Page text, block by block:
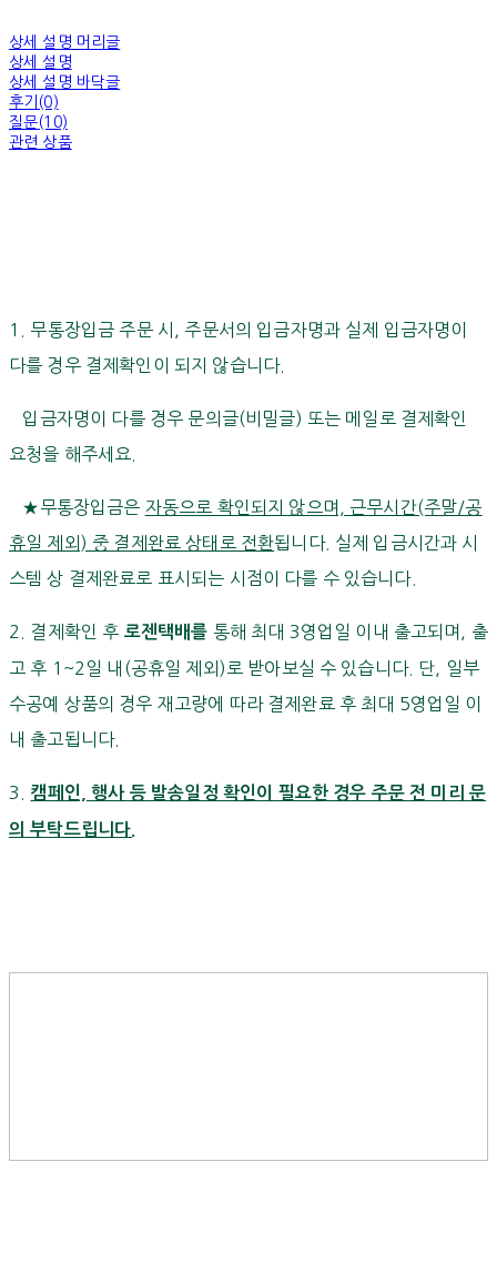
상세 설명 머리글
상세 설명
상세 설명 바닥글
후기(0)
질문(10)
관련 상품
1. 무통장입금 주문 시, 주문서의 입금자명과 실제 입금자명이
다를 경우 결제확인이 되지 않습니다.
입금자명이 다를 경우 문의글(비밀글) 또는 메일로 결제확인
요청을 해주세요.
★무통장입금은 자동으로 확인되지 않으며, 근무시간(주말/공
휴일 제외) 중 결제완료 상태로 전환됩니다. 실제 입금시간과 시
스템 상 결제완료로 표시되는 시점이 다를 수 있습니다.
2. 결제확인 후 로젠택배를 통해 최대 3영업일 이내 출고되며, 출
고 후 1~2일 내(공휴일 제외)로 받아보실 수 있습니다. 단, 일부
수공예 상품의 경우 재고량에 따라 결제완료 후 최대 5영업일 이
내 출고됩니다.
3. 캠페인, 행사 등 발송일정 확인이 필요한 경우 주문 전 미리 문
의 부탁드립니다.